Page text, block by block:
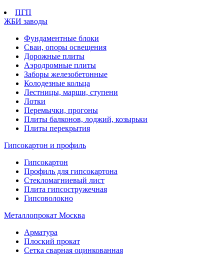
ПГП
ЖБИ заводы
Фундаментные блоки
Сваи, опоры освещения
Дорожные плиты
Аэродромные плиты
Заборы железобетонные
Колодезные кольца
Лестницы, марши, ступени
Лотки
Перемычки, прогоны
Плиты балконов, лоджий, козырьки
Плиты перекрытия
Гипсокартон и профиль
Гипсокартон
Профиль для гипсокартона
Стекломагниевый лист
Плита гипсостружечная
Гипсоволокно
Металлопрокат Москва
Арматура
Плоский прокат
Сетка сварная оцинкованная